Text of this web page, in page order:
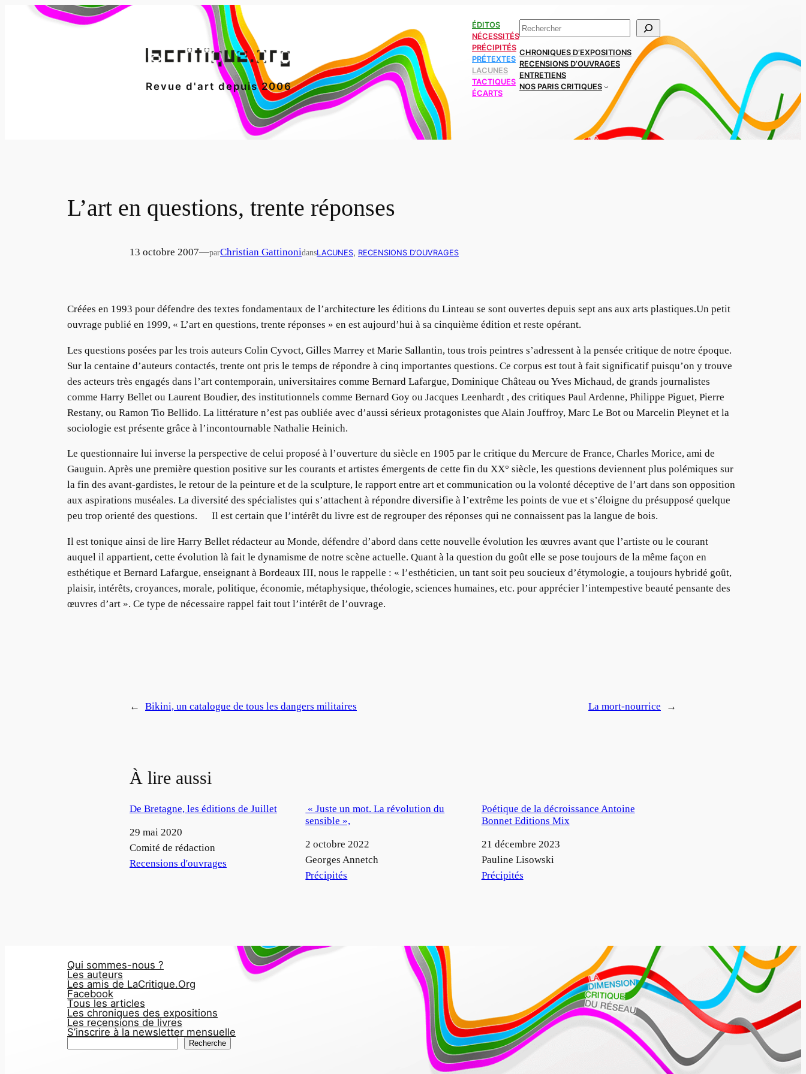
Revue d'art depuis 2006
ÉDITOS
NÉCESSITÉS
PRÉCIPITÉS
PRÉTEXTES
LACUNES
TACTIQUES
ÉCARTS
Rechercher
CHRONIQUES D’EXPOSITIONS
RECENSIONS D’OUVRAGES
ENTRETIENS
NOS PARIS CRITIQUES
L’art en questions, trente réponses
13 octobre 2007—parChristian GattinonidansLACUNES, RECENSIONS D’OUVRAGES
Créées en 1993 pour défendre des textes fondamentaux de l’architecture les éditions du Linteau se sont ouvertes depuis sept ans aux arts plastiques.Un petit
ouvrage publié en 1999, « L’art en questions, trente réponses » en est aujourd’hui à sa cinquième édition et reste opérant.
Les questions posées par les trois auteurs Colin Cyvoct, Gilles Marrey et Marie Sallantin, tous trois peintres s’adressent à la pensée critique de notre époque.
Sur la centaine d’auteurs contactés, trente ont pris le temps de répondre à cinq importantes questions. Ce corpus est tout à fait significatif puisqu’on y trouve
des acteurs très engagés dans l’art contemporain, universitaires comme Bernard Lafargue, Dominique Château ou Yves Michaud, de grands journalistes
comme Harry Bellet ou Laurent Boudier, des institutionnels comme Bernard Goy ou Jacques Leenhardt , des critiques Paul Ardenne, Philippe Piguet, Pierre
Restany, ou Ramon Tio Bellido. La littérature n’est pas oubliée avec d’aussi sérieux protagonistes que Alain Jouffroy, Marc Le Bot ou Marcelin Pleynet et la
sociologie est présente grâce à l’incontournable Nathalie Heinich.
Le questionnaire lui inverse la perspective de celui proposé à l’ouverture du siècle en 1905 par le critique du Mercure de France, Charles Morice, ami de
Gauguin. Après une première question positive sur les courants et artistes émergents de cette fin du XX° siècle, les questions deviennent plus polémiques sur
la fin des avant-gardistes, le retour de la peinture et de la sculpture, le rapport entre art et communication ou la volonté déceptive de l’art dans son opposition
aux aspirations muséales. La diversité des spécialistes qui s’attachent à répondre diversifie à l’extrême les points de vue et s’éloigne du présupposé quelque
peu trop orienté des questions. Il est certain que l’intérêt du livre est de regrouper des réponses qui ne connaissent pas la langue de bois.
Il est tonique ainsi de lire Harry Bellet rédacteur au Monde, défendre d’abord dans cette nouvelle évolution les œuvres avant que l’artiste ou le courant
auquel il appartient, cette évolution là fait le dynamisme de notre scène actuelle. Quant à la question du goût elle se pose toujours de la même façon en
esthétique et Bernard Lafargue, enseignant à Bordeaux III, nous le rappelle : « l’esthéticien, un tant soit peu soucieux d’étymologie, a toujours hybridé goût,
plaisir, intérêts, croyances, morale, politique, économie, métaphysique, théologie, sciences humaines, etc. pour apprécier l’intempestive beauté pensante des
œuvres d’art ». Ce type de nécessaire rappel fait tout l’intérêt de l’ouvrage.
← Bikini, un catalogue de tous les dangers militaires La mort-nourrice →
À lire aussi
De Bretagne, les éditions de Juillet
Date
29 mai 2020
Auteur
Comité de rédaction
Par rapport à
Recensions d'ouvrages
« Juste un mot. La révolution du
sensible »,
Date
2 octobre 2022
Auteur
Georges Annetch
Par rapport à
Précipités
Poétique de la décroissance Antoine
Bonnet Editions Mix
Date
21 décembre 2023
Auteur
Pauline Lisowski
Par rapport à
Précipités
Qui sommes-nous ?
Les auteurs
Les amis de LaCritique.Org
Facebook
Tous les articles
Les chroniques des expositions
Les recensions de livres
S’inscrire à la newsletter mensuelle
Recherche